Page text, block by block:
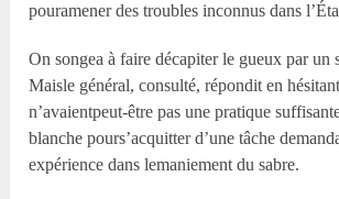
pouramener des troubles inconnus dans
On songea à faire décapiter le gueux par un
Maisle général, consulté, répondit en
n’avaientpeut-être pas une pratique
blanche pours’acquitter d’une tâche
expérience dans lemaniement du sabre.